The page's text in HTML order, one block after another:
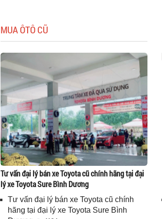
MUA ÔTÔ CŨ
Tư vấn đại lý bán xe Toyota cũ chính hãng tại đại
lý xe Toyota Sure Bình Dương
Tư vấn đại lý bán xe Toyota cũ chính
hãng tại đại lý xe Toyota Sure Bình